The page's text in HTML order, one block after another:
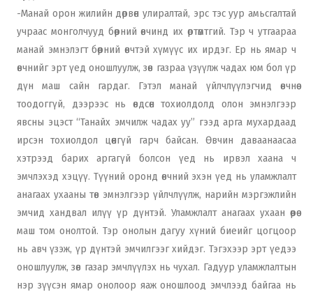
-Манай орон жилийн дөрвөн улиралтай, эрс тэс уур амьсгалтай
учраас монголчууд бөөрний өвчинд их өртөмтгий. Тэр ч утгаараа
манай эмнэлэгт бөөрний өвчтэй хүмүүс их ирдэг. Ер нь ямар ч
өвчнийг эрт үед оношлуулж, зөв газраа үзүүлж чадах юм бол үр
дүн маш сайн гардаг. Гэтэл манай үйлчлүүлэгчид өвчнөө
тоодоггүй, дээрээс нь өвдсөн тохиолдолд олон эмнэлгээр
явсны эцэст “Танайх эмчилж чадах уу” гээд арга мухардаад
ирсэн тохиолдол цөөнгүй гарч байсан. Өвчин даваанаасаа
хэтрээд барих аргагүй болсон үед нь ирвэл хаана ч
эмчлэхэд хэцүү. Түүний оронд өвчний эхэн үед нь уламжлалт
анагаах ухааны төв эмнэлгээр үйлчлүүлж, нарийн мэргэжлийн
эмчид хандвал илүү үр дүнтэй. Уламжлалт анагаах ухаан өөрөө
маш том онолтой. Тэр онолын дагуу хүний биеийг цогцоор
нь авч үзэж, үр дүнтэй эмчилгээг хийдэг. Тэгэхээр эрт үедээ
оношлуулж, зөв газар эмчлүүлэх нь чухал. Гадуур уламжлалтын
нэр зүүсэн ямар онолоор яаж оношлоод эмчлээд байгаа нь